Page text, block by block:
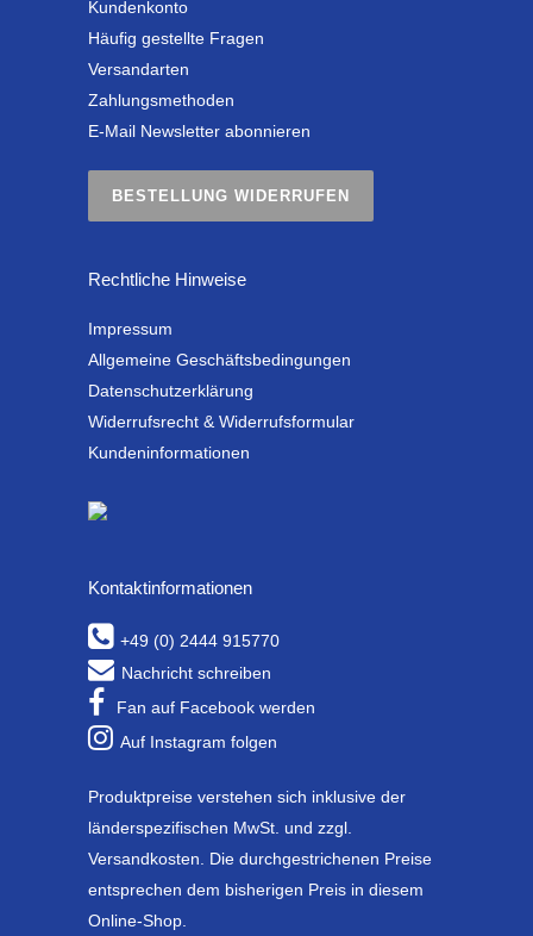
Kundenkonto
Häufig gestellte Fragen
Versandarten
Zahlungsmethoden
E-Mail Newsletter abonnieren
BESTELLUNG WIDERRUFEN
Rechtliche Hinweise
Impressum
Allgemeine Geschäftsbedingungen
Datenschutzerklärung
Widerrufsrecht & Widerrufsformular
Kundeninformationen
Kontaktinformationen
+49 (0) 2444 915770
Nachricht schreiben
Fan auf Facebook werden
Auf Instagram folgen
Produktpreise verstehen sich inklusive der
länderspezifischen MwSt. und zzgl.
Versandkosten. Die durchgestrichenen Preise
entsprechen dem bisherigen Preis in diesem
Online-Shop.